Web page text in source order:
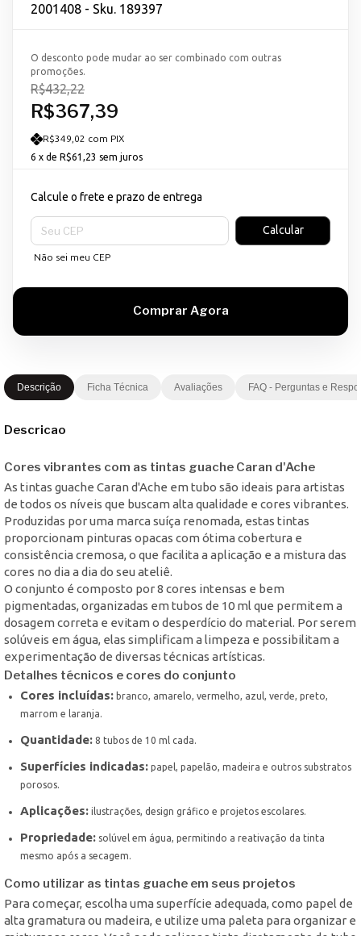
2001408 - Sku. 189397
R$367,39
R$432,22
O desconto pode mudar ao ser combinado com outras
promoções.
R$349,02 com PIX
6 x de R$61,23 sem juros
Calcule o frete e prazo de entrega
Entregas para o CEP:
Calcular
Não sei meu CEP
Descrição Ficha Técnica Avaliações FAQ - Perguntas e
Descricao
Cores vibrantes com as tintas guache Caran d'Ache
As tintas guache Caran d'Ache em tubo são ideais para artistas
de todos os níveis que buscam alta qualidade e cores vibrantes.
Produzidas por uma marca suíça renomada, estas tintas
proporcionam pinturas opacas com ótima cobertura e
consistência cremosa, o que facilita a aplicação e a mistura das
cores no dia a dia do seu ateliê.
O conjunto é composto por 8 cores intensas e bem
pigmentadas, organizadas em tubos de 10 ml que permitem a
dosagem correta e evitam o desperdício do material. Por serem
solúveis em água, elas simplificam a limpeza e possibilitam a
experimentação de diversas técnicas artísticas.
Detalhes técnicos e cores do conjunto
Cores incluídas: branco, amarelo, vermelho, azul, verde, preto,
marrom e laranja.
Quantidade: 8 tubos de 10 ml cada.
Superfícies indicadas: papel, papelão, madeira e outros substratos
porosos.
Aplicações: ilustrações, design gráfico e projetos escolares.
Propriedade: solúvel em água, permitindo a reativação da tinta
mesmo após a secagem.
Como utilizar as tintas guache em seus projetos
Para começar, escolha uma superfície adequada, como papel de
alta gramatura ou madeira, e utilize uma paleta para organizar e